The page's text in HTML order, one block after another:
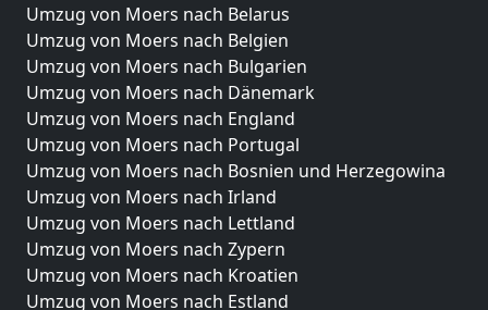
Umzug von Moers nach Belarus
Umzug von Moers nach Belgien
Umzug von Moers nach Bulgarien
Umzug von Moers nach Dänemark
Umzug von Moers nach England
Umzug von Moers nach Portugal
Umzug von Moers nach Bosnien und Herzegowina
Umzug von Moers nach Irland
Umzug von Moers nach Lettland
Umzug von Moers nach Zypern
Umzug von Moers nach Kroatien
Umzug von Moers nach Estland